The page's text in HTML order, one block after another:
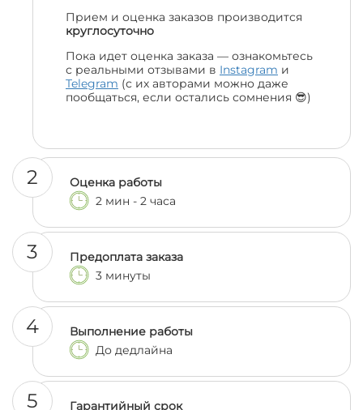
Прием и оценка заказов производится
круглосуточно
Пока идет оценка заказа — ознакомьтесь
с реальными отзывами в Instagram и
Telegram (с их авторами можно даже
пообщаться, если остались сомнения 😎)
2
Оценка работы
2 мин - 2 часа
3
Предоплата заказа
3 минуты
4
Выполнение работы
До дедлайна
5
Гарантийный срок